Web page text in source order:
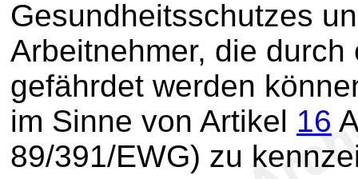
Gesundheitsschutzes
Arbeitnehmer, die
gefährdet werden
im Sinne von Artikel 16
89/391/EWG) zu